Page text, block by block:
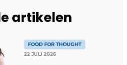
artikelen
FOOD FOR THOUGHT
22 JULI 2026